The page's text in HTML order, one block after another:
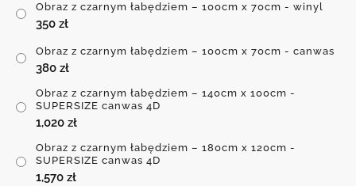
Obraz z czarnym łabędziem – 100cm x 70cm - winyl
350 zł
Obraz z czarnym łabędziem – 100cm x 70cm - canwas
380 zł
Obraz z czarnym łabędziem – 140cm x 100cm -
SUPERSIZE canwas 4D
1,020 zł
Obraz z czarnym łabędziem – 180cm x 120cm -
SUPERSIZE canwas 4D
1,570 zł